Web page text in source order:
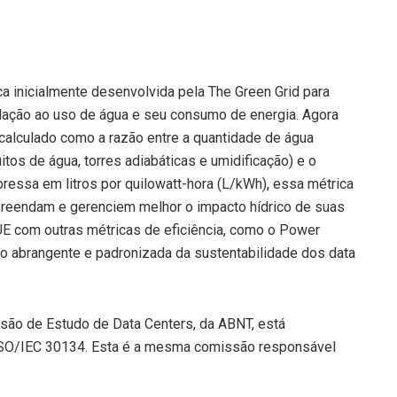
inicialmente desenvolvida pela The Green Grid para
ao uso de água e seu consumo de energia. Agora
como a razão entre a quantidade de água
de água, torres adiabáticas e umidificação) e o
em litros por quilowatt-hora (L/kWh), essa métrica
e gerenciem melhor o impacto hídrico de suas
com outras métricas de eficiência, como o Power
abrangente e padronizada da sustentabilidade dos data
de Estudo de Data Centers, da ABNT, está
IEC 30134. Esta é a mesma comissão responsável